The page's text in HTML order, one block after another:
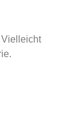
Vielleicht